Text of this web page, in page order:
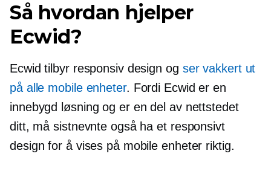
Så hvordan hjelper
Ecwid?
Ecwid tilbyr responsiv design og ser vakkert ut
på alle mobile enheter. Fordi Ecwid er en
innebygd løsning og er en del av nettstedet
ditt, må sistnevnte også ha et responsivt
design for å vises på mobile enheter riktig.